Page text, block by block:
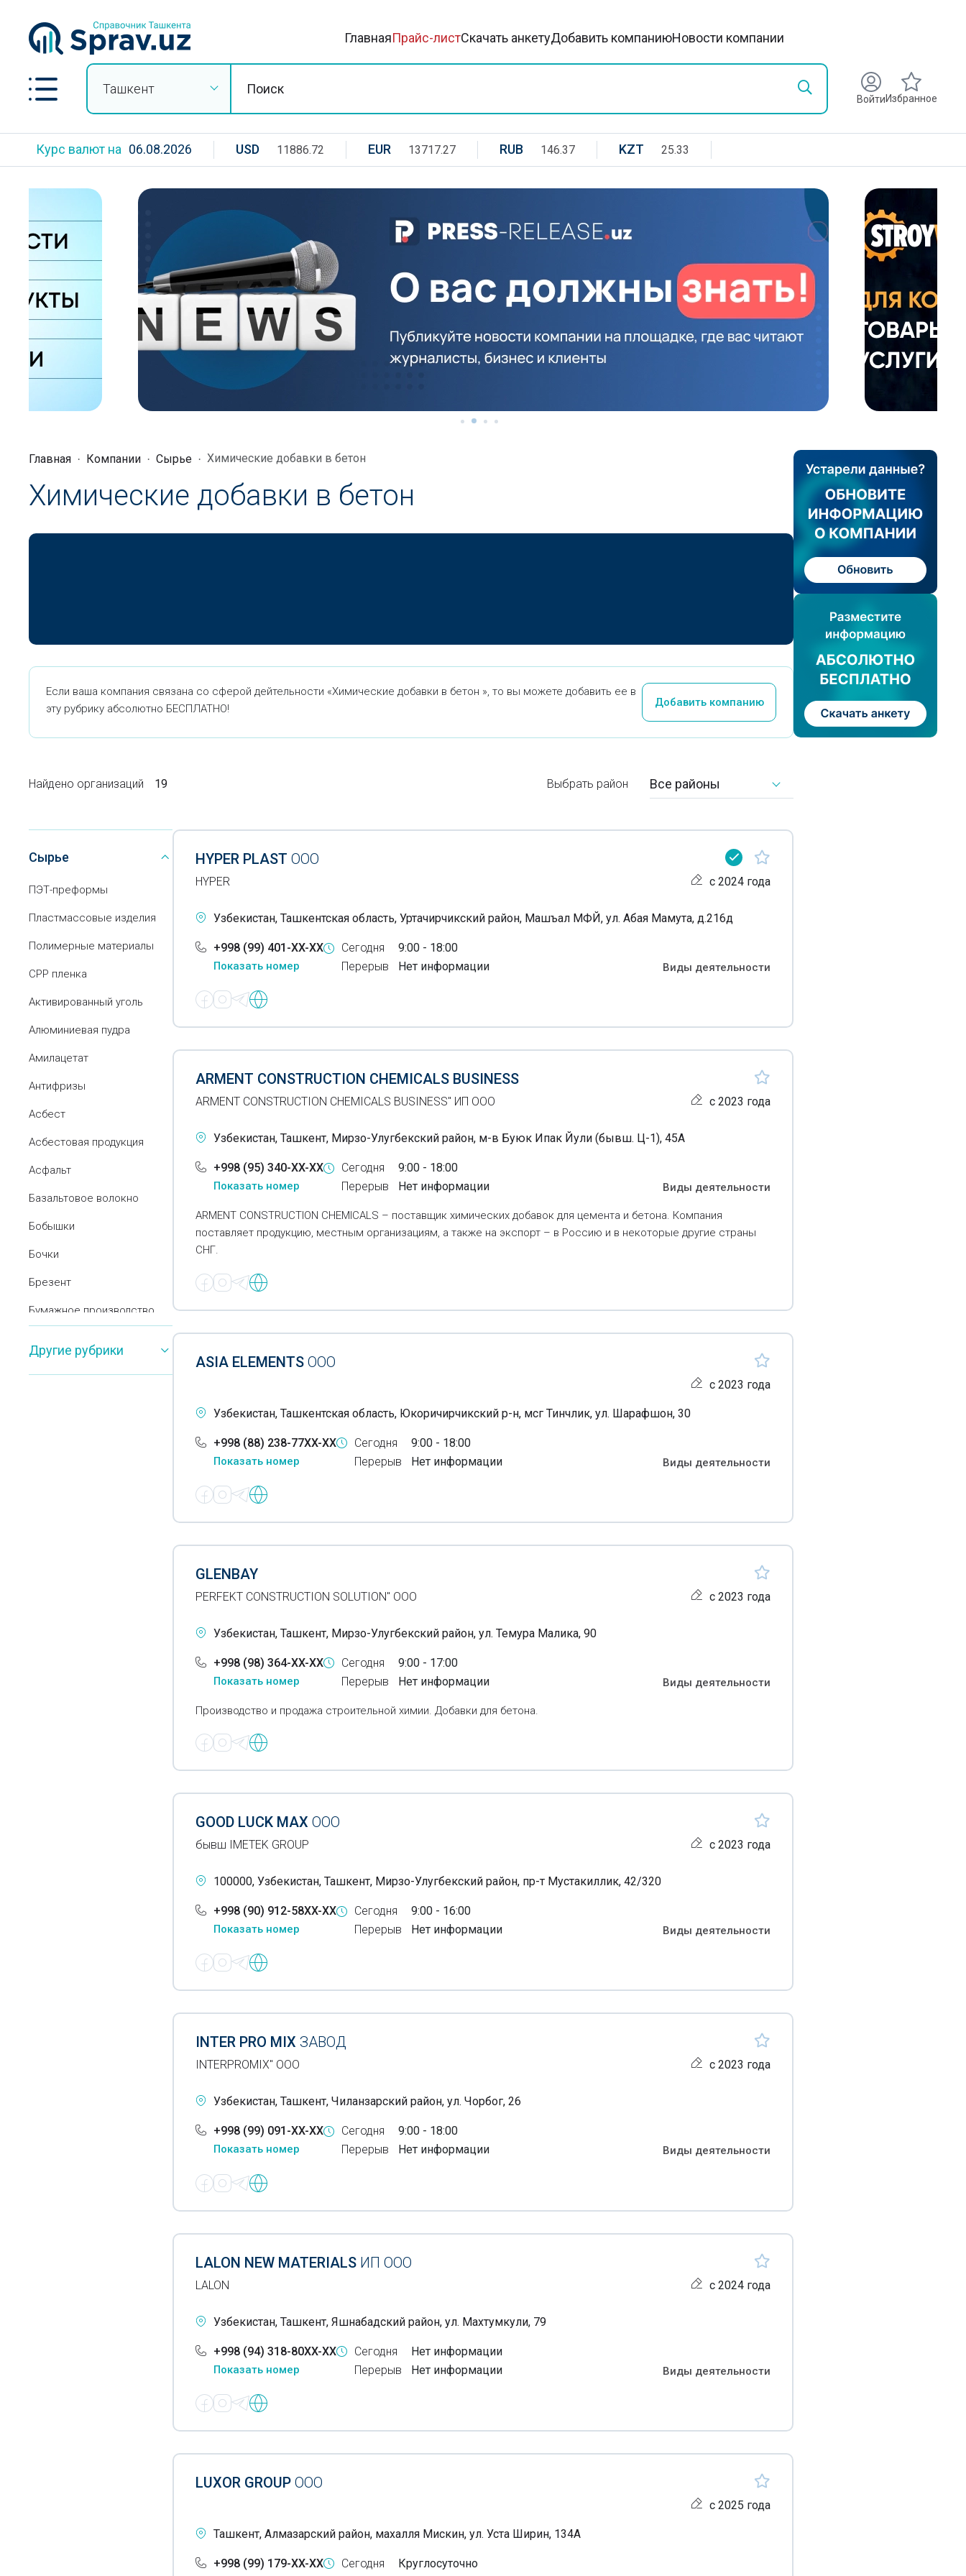
ГлавнаяПрайс-листСкачать анкетуДобавить компаниюНовости компании
Ташкент
ВойтиИзбранное
Курс валют на 06.08.2026 USD 11886.72 EUR 13717.27 RUB 146.37 KZT 25.33
Главная Компании Сырье Химические добавки в бетон
Химические добавки в бетон
Если ваша компания связана со сферой дейтельности «Химические добавки в бетон », то вы можете добавить ее в
эту рубрику абсолютно БЕСПЛАТНО!
Добавить компанию
Найдено организаций 19 Выбрать район Все районы
Сырье
ПЭТ-преформы
Пластмассовые изделия
Полимерные материалы
CPP пленка
Активированный уголь
Алюминиевая пудра
Амилацетат
Антифризы
Асбест
Асбестовая продукция
Асфальт
Базальтовое волокно
Бобышки
Бочки
Брезент
Бумажное производство
Другие рубрики
HYPER PLAST ООО
HYPER с 2024 года
Узбекистан, Ташкентская область, Уртачирчикский район, Машъал МФЙ, ул. Абая Мамута, д.216д
+998 (99) 401-XX-XX
Показать номер
Сегодня
Перерыв
9:00 - 18:00
Нет информации
Виды деятельности
ARMENT CONSTRUCTION CHEMICALS BUSINESS
ARMENT CONSTRUCTION CHEMICALS BUSINESS" ИП ООО с 2023 года
Узбекистан, Ташкент, Мирзо-Улугбекский район, м-в Буюк Ипак Йули (бывш. Ц-1), 45А
+998 (95) 340-XX-XX
Показать номер
Сегодня
Перерыв
9:00 - 18:00
Нет информации
Виды деятельности
ARMENT CONSTRUCTION CHEMICALS – поставщик химических добавок для цемента и бетона. Компания
поставляет продукцию, местным организациям, а также на экспорт – в Россию и в некоторые другие страны
СНГ.
ASIA ELEMENTS ООО
с 2023 года
Узбекистан, Ташкентская область, Юкоричирчикский р-н, мсг Тинчлик, ул. Шарафшон, 30
+998 (88) 238-77XX-XX
Показать номер
Сегодня
Перерыв
9:00 - 18:00
Нет информации
Виды деятельности
GLENBAY
PERFEKT CONSTRUCTION SOLUTION" ООО с 2023 года
Узбекистан, Ташкент, Мирзо-Улугбекский район, ул. Темура Малика, 90
+998 (98) 364-XX-XX
Показать номер
Сегодня
Перерыв
9:00 - 17:00
Нет информации
Виды деятельности
Производство и продажа строительной химии. Добавки для бетона.
GOOD LUCK MAX ООО
бывш IMETEK GROUP с 2023 года
100000, Узбекистан, Ташкент, Мирзо-Улугбекский район, пр-т Мустакиллик, 42/320
+998 (90) 912-58XX-XX
Показать номер
Сегодня
Перерыв
9:00 - 16:00
Нет информации
Виды деятельности
INTER PRO MIX ЗАВОД
INTERPROMIX" ООО с 2023 года
Узбекистан, Ташкент, Чиланзарский район, ул. Чорбог, 26
+998 (99) 091-XX-XX
Показать номер
Сегодня
Перерыв
9:00 - 18:00
Нет информации
Виды деятельности
LALON NEW MATERIALS ИП ООО
LALON с 2024 года
Узбекистан, Ташкент, Яшнабадский район, ул. Махтумкули, 79
+998 (94) 318-80XX-XX
Показать номер
Сегодня
Перерыв
Нет информации
Нет информации
Виды деятельности
LUXOR GROUP OOO
с 2025 года
Ташкент, Алмазарский район, махалля Мискин, ул. Уста Ширин, 134А
+998 (99) 179-XX-XX
Сегодня
Круглосуточно